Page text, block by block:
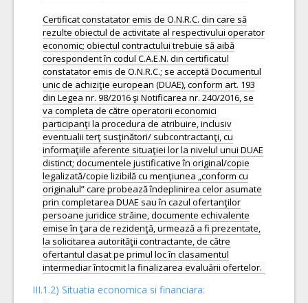
Certificat constatator emis de O.N.R.C. din care să
rezulte obiectul de activitate al respectivului operator
economic; obiectul contractului trebuie să aibă
corespondent în codul C.A.E.N. din certificatul
constatator emis de O.N.R.C.; se acceptă Documentul
unic de achiziţie european (DUAE), conform art. 193
din Legea nr. 98/2016 şi Notificarea nr. 240/2016, se
va completa de către operatorii economici
participanţi la procedura de atribuire, inclusiv
eventualii terţ susţinători/ subcontractanţi, cu
informaţiile aferente situaţiei lor la nivelul unui DUAE
distinct; documentele justificative în original/copie
legalizată/copie lizibilă cu menţiunea „conform cu
originalul” care probează îndeplinirea celor asumate
prin completarea DUAE sau în cazul ofertanţilor
persoane juridice străine, documente echivalente
emise în ţara de rezidenţă, urmează a fi prezentate,
la solicitarea autorităţii contractante, de către
ofertantul clasat pe primul loc în clasamentul
III.1.2) Situatia economica si financiara: